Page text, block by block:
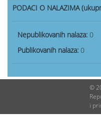
PODACI O NALAZIMA
Nepublikovanih nalaza: 0
Publikovanih nalaza: 0
©
i